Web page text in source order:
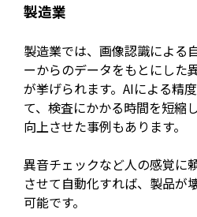
製造業
製造業では、画像認識による
ーからのデータをもとにした
が挙げられます。AIによる精
て、検査にかかる時間を短縮
向上させた事例もあります。
異音チェックなど人の感覚に
させて自動化すれば、製品が
可能です。